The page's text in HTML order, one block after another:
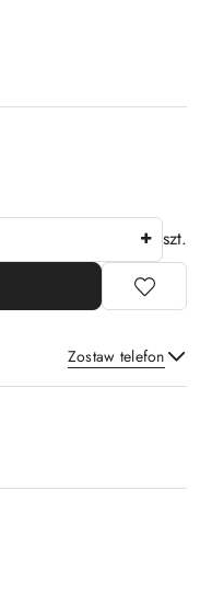
szt.
Zostaw telefon